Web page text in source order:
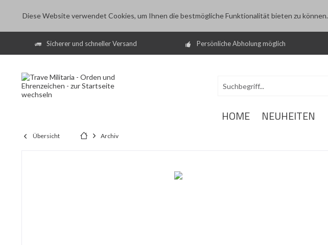
Diese Website verwendet Cookies, um Ihnen die bestmögliche Funktionalität bieten zu können.
Sicherer und schneller Versand Persönliche Abholung möglich
HOME NEUHEITEN
Übersicht Archiv